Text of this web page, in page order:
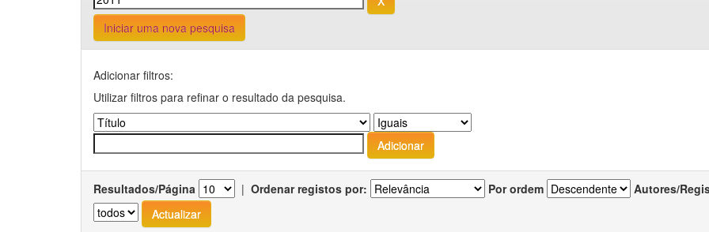
Iniciar uma nova pesquisa
Adicionar filtros:
Utilizar filtros para refinar o resultado da pesquisa.
Resultados/Página | Ordenar registos por: Por ordem Autores/